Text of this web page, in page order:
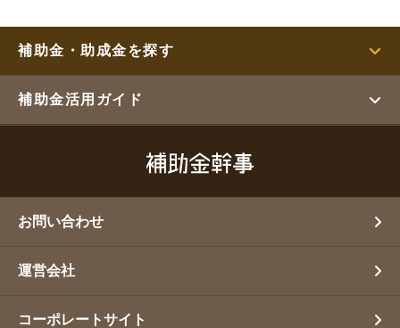
補助金・助成金を探す
補助金活用ガイド
お問い合わせ
運営会社
コーポレートサイト